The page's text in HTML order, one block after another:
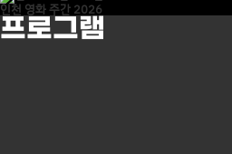
인천 영화 주간 2026
프로그램